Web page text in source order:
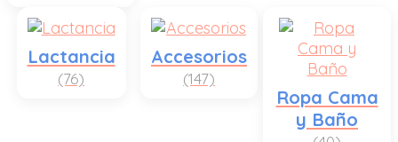
Lactancia
(76)
Accesorios
(147)
Ropa Cama
y Baño